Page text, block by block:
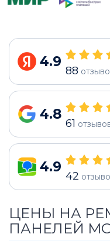
4.9
88
4.8
61
4.9
42
ЦЕНЫ НА
ПАНЕЛЕЙ